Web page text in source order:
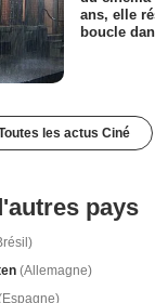
ans, elle
boucle
les actus Ciné
pays
(Allemagne)